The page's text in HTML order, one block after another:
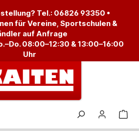
Tel.: 06826 93350 •
für Vereine, Sportschulen &
auf Anfrage
08:00–12:30 & 13:00–16:00
Uhr